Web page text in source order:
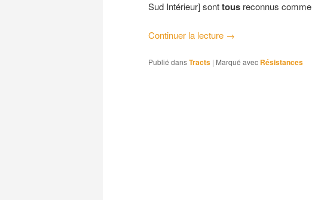
Sud Intérieur] sonttous reconnus comme
Continuer la lecture →
Publié dansTracts | Marqué avec Résistances